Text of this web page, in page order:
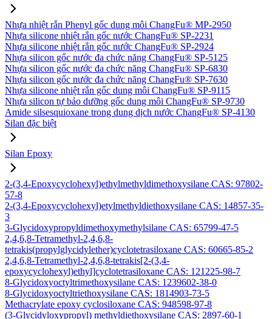
Nhựa nhiệt rắn Phenyl gốc dung môi ChangFu® MP-2950
Nhựa silicone nhiệt rắn gốc nước ChangFu® SP-2231
Nhựa silicone nhiệt rắn gốc nước ChangFu® SP-2924
Nhựa silicon gốc nước đa chức năng ChangFu® SP-5125
Nhựa silicon gốc nước đa chức năng ChangFu® SP-6830
Nhựa silicon gốc nước đa chức năng ChangFu® SP-7630
Nhựa silicone nhiệt rắn gốc dung môi ChangFu® SP-9115
Nhựa silicon tự bảo dưỡng gốc dung môi ChangFu® SP-9730
Amide silsesquioxane trong dung dịch nước ChangFu® SP-4130
Silan đặc biệt
Silan Epoxy
2-(3,4-Epoxycyclohexyl)ethylmethyldimethoxysilane CAS: 97802-
57-8
2-(3,4-Epoxycyclohexyl)etylmethyldiethoxysilane CAS: 14857-35-
3
3-Glycidoxypropyldimethoxymethylsilane CAS: 65799-47-5
2,4,6,8-Tetramethyl-2,4,6,8-
tetrakis(propylglycidylether)cyclotetrasiloxane CAS: 60665-85-2
2,4,6,8-Tetramethyl-2,4,6,8-tetrakis[2-(3,4-
epoxycyclohexyl)ethyl]cyclotetrasiloxane CAS: 121225-98-7
8-Glycidoxyoctyltrimethoxysilane CAS: 1239602-38-0
8-Glycidoxyoctyltriethoxysilane CAS: 1814903-73-5
Methacrylate epoxy cyclosiloxane CAS: 948598-97-8
(3-Glycidyloxypropyl) methyldiethoxysilane CAS: 2897-60-1